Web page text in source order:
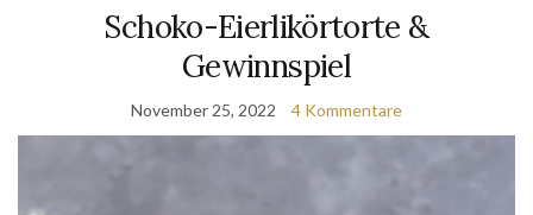
Schoko-Eierlikörtorte &
Gewinnspiel
November 25, 2022 4 Kommentare